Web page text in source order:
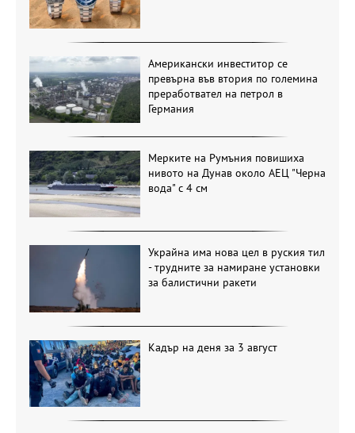
Американски инвеститор се
превърна във втория по големина
преработвател на петрол в
Германия
Мерките на Румъния повишиха
нивото на Дунав около АЕЦ "Черна
вода" с 4 см
Украйна има нова цел в руския тил
- трудните за намиране установки
за балистични ракети
Кадър на деня за 3 август